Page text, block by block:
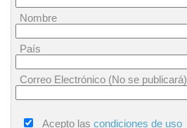
Nombre
País
Correo Electrónico (No se publicará)
Acepto las condiciones de uso